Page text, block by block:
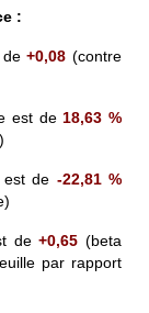
:
de+0,08 (contre
est de 18,63 %
de -22,81 %
de+0,65 (beta
par rapport